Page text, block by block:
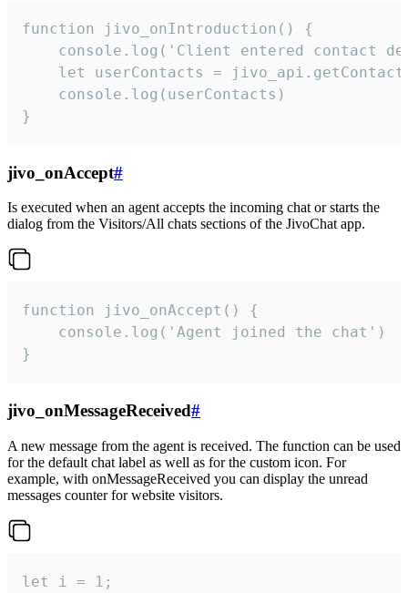
function jivo_onIntroduction() {
console.log('Client entered contact
let userContacts =
    console.log(userContacts)
}
jivo_onAccept#
Is executed when an agent accepts the incoming chat or starts the
dialog from the Visitors/All chats sections of the JivoChat app.
function jivo_onAccept() {
}
jivo_onMessageReceived#
A new message from the agent is received. The function can be used
for the default chat label as well as for the custom icon. For
example, with onMessageReceived you can display the unread
messages counter for website visitors.
let i = 1;